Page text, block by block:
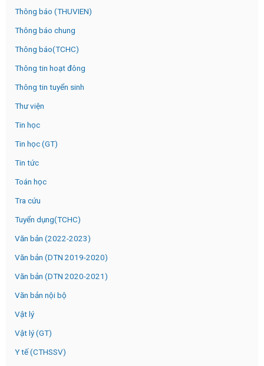
Thông báo (THUVIEN)
Thông báo chung
Thông báo(TCHC)
Thông tin hoạt đông
Thông tin tuyển sinh
Thư viện
Tin học
Tin học (GT)
Tin tức
Toán học
Tra cứu
Tuyển dụng(TCHC)
Văn bản (2022-2023)
Văn bản (DTN 2019-2020)
Văn bản (DTN 2020-2021)
Văn bản nội bộ
Vật lý
Vật lý (GT)
Y tế (CTHSSV)